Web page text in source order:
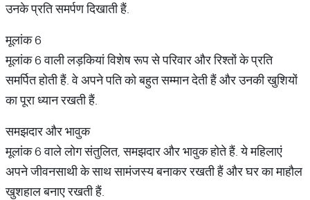
उनके प्रति समर्पण दिखाती हैं.
मूलांक 6
मूलांक 6 वाली लड़कियां विशेष रूप से परिवार और रिश्तों के प्रति
समर्पित होती हैं. वे अपने पति को बहुत सम्मान देती हैं और उनकी खुशियों
का पूरा ध्यान रखती हैं.
समझदार और भावुक
मूलांक 6 वाले लोग संतुलित, समझदार और भावुक होते हैं. ये महिलाएं
अपने जीवनसाथी के साथ सामंजस्य बनाकर रखती हैं और घर का माहौल
खुशहाल बनाए रखती हैं.